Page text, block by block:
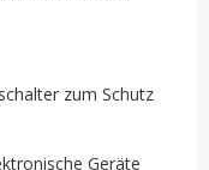
zum Schutz
Geräte